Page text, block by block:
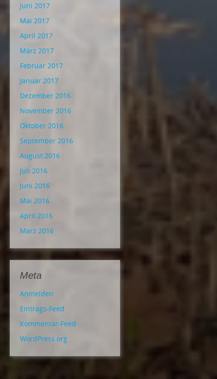
Juni 2017
Mai 2017
April 2017
März 2017
Februar 2017
Januar 2017
Dezember 2016
November 2016
Oktober 2016
September 2016
August 2016
Juli 2016
Juni 2016
Mai 2016
April 2016
März 2016
Meta
Anmelden
Eintrags-Feed
Kommentar-Feed
WordPress.org